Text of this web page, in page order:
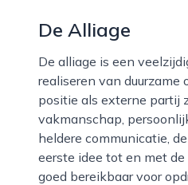
De Alliage
De alliage is een veelzijdig bedrijf in apeldoorn dat zich richt op het vormgeven, begeleiden en
realiseren van
positie als externe partij
vakmanschap,
heldere communicatie,
eerste idee tot en met
goed bereikbaar voor